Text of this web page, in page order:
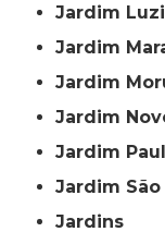
Jardim
Jardim
Jardim
Jardim
Jardim
Jardim
Jardins